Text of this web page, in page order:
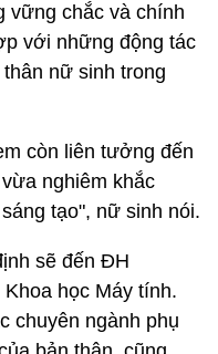
vững chắc và chính
với những động tác
nữ sinh trong
còn liên tưởng đến
nghiêm khắc
tạo", nữ sinh nói.
sẽ đến ĐH
học Máy tính.
chuyên ngành phụ